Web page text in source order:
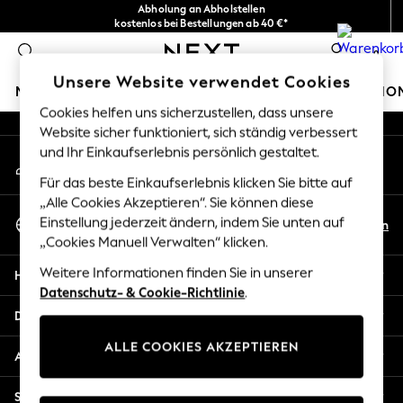
Abholung an Abholstellen
kostenlos bei Bestellungen ab 40 €*
Problemlose Rückgaben*
0
MÄDCHEN JUNGEN BABY DAMEN HERREN
HOLIDAY SHOP
Women's Holiday Shop
All Swimwear
All Beachwear
Bags & Accessories
Beach Dresses & Kaftans
Dresses
Flip Flops
Linen Collection
Sandals
Shorts
An error occurred on client
Unsere sozialen Netzwerke
Mein Konto
Melden Sie sich bei Ihrem Konto an
Sprache Auswählen
Deutsch
En
Hilfe
Datenschutz und Rechtliches
Abteilungen
Sonstige Dienstleistungen
Unsere Website verwendet Cookies
Cookies helfen uns sicherzustellen, dass unsere
Website sicher funktioniert, sich ständig verbessert
und Ihr Einkaufserlebnis persönlich gestaltet.
Für das beste Einkaufserlebnis klicken Sie bitte auf
„Alle Cookies Akzeptieren“. Sie können diese
Einstellung jederzeit ändern, indem Sie unten auf
„Cookies Manuell Verwalten“ klicken.
Weitere Informationen finden Sie in unserer
Datenschutz- & Cookie-Richtlinie.
ALLE COOKIES AKZEPTIEREN